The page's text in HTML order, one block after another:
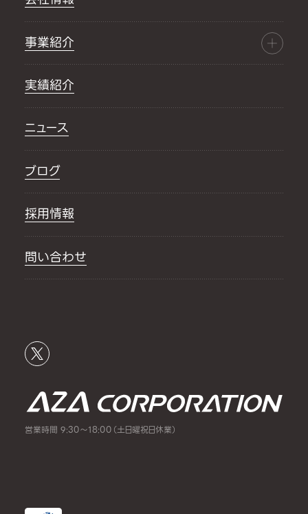
事業紹介
実績紹介
ニュース
ブログ
採用情報
問い合わせ
営業時間 9:30～18:00（土日曜祝日休業）